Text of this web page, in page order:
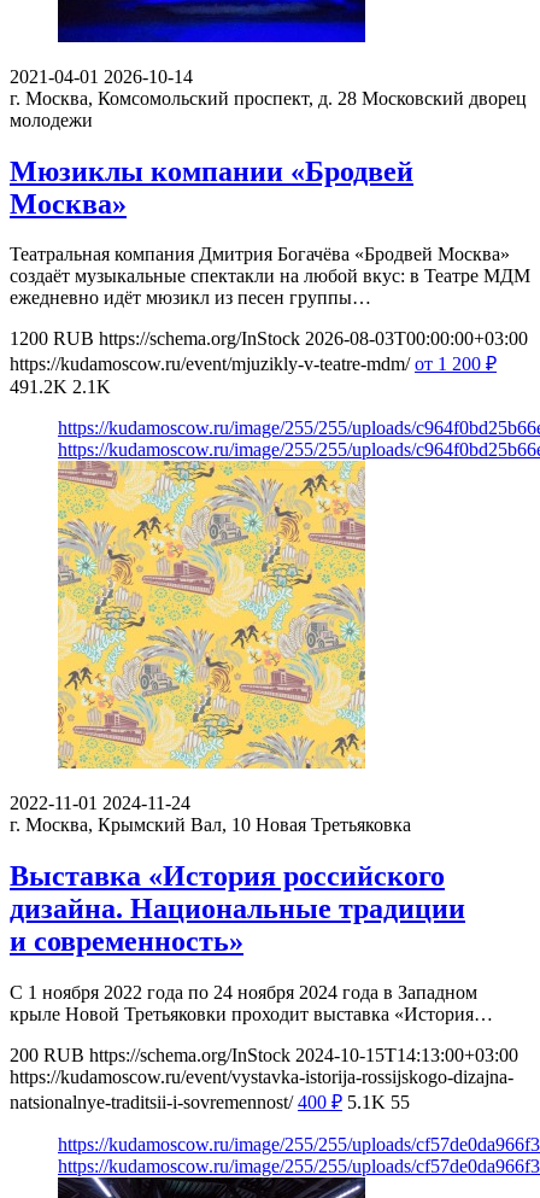
2021-04-01 2026-10-14
г. Москва, Комсомольский проспект, д. 28 Московский дворец
молодежи
Мюзиклы компании «Бродвей
Москва»
Театральная компания Дмитрия Богачёва «Бродвей Москва»
создаёт музыкальные спектакли на любой вкус: в Театре МДМ
ежедневно идёт мюзикл из песен группы…
1200 RUB https://schema.org/InStock 2026-08-03T00:00:00+03:00
https://kudamoscow.ru/event/mjuzikly-v-teatre-mdm/ от 1 200 ₽
491.2K 2.1K
https://kudamoscow.ru/image/255/255/uploads/
https://kudamoscow.ru/image/255/255/uploads/
2022-11-01 2024-11-24
г. Москва, Крымский Вал, 10 Новая Третьяковка
Выставка «История российского
дизайна. Национальные традиции
и современность»
С 1 ноября 2022 года по 24 ноября 2024 года в Западном
крыле Новой Третьяковки проходит выставка «История…
200 RUB https://schema.org/InStock 2024-10-15T14:13:00+03:00
https://kudamoscow.ru/event/vystavka-istorija-rossijskogo-dizajna-
natsionalnye-traditsii-i-sovremennost/ 400 ₽ 5.1K 55
https://kudamoscow.ru/image/255/255/uploads/
https://kudamoscow.ru/image/255/255/uploads/